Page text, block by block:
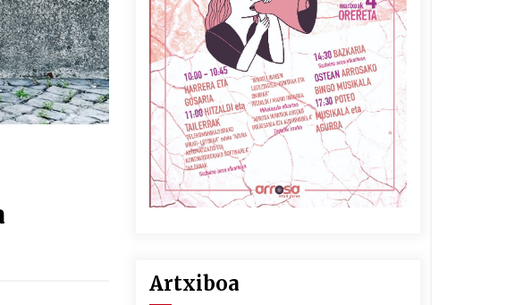
urteez
2021/07/06
Arrosaren laburpen bideoa
Hamaika Telebistaren eskutik
2021/06/30
Artxiboa